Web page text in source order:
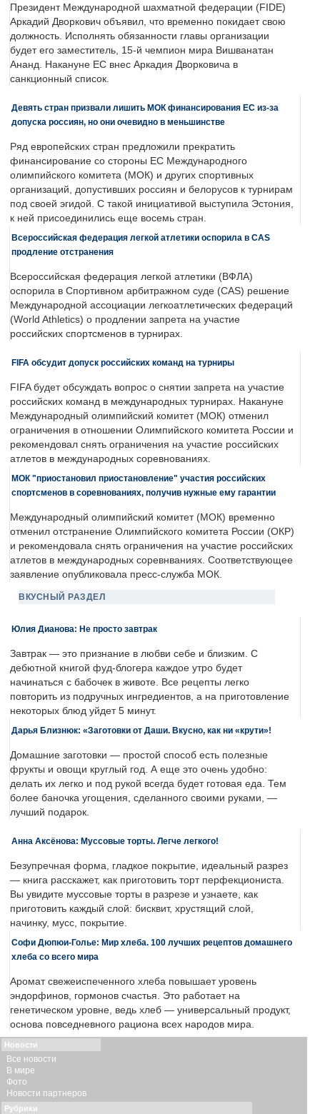
Президент Международной шахматной федерации (FIDE)
Аркадий Дворкович объявил, что временно покидает свою
должность. Исполнять обязанности главы организации
будет его заместитель, 15-й чемпион мира Вишванатан
Ананд. Накануне ЕС внес Аркадия Дворковича в
санкционный список.
Девять стран призвали лишить МОК финансирования ЕС из-за
допуска россиян, но они очевидно в меньшинстве
Ряд европейских стран предложили прекратить
финансирование со стороны ЕС Международного
олимпийского комитета (МОК) и других спортивных
организаций, допустивших россиян и белорусов к турнирам
под своей эгидой. С такой инициативой выступила Эстония,
к ней присоединились еще восемь стран.
Всероссийская федерация легкой атлетики оспорила в CAS
продление отстранения
Всероссийская федерация легкой атлетики (ВФЛА)
оспорила в Спортивном арбитражном суде (CAS) решение
Международной ассоциации легкоатлетических федераций
(World Athletics) о продлении запрета на участие
российских спортсменов в турнирах.
FIFA обсудит допуск российских команд на турниры
FIFA будет обсуждать вопрос о снятии запрета на участие
российских команд в международных турнирах. Накануне
Международный олимпийский комитет (МОК) отменил
ограничения в отношении Олимпийского комитета России и
рекомендовал снять ограничения на участие российских
атлетов в международных соревнованиях.
МОК "приостановил приостановление" участия российских
спортсменов в соревнованиях, получив нужные ему гарантии
Международный олимпийский комитет (МОК) временно
отменил отстранение Олимпийского комитета России (ОКР)
и рекомендовала снять ограничения на участие российских
атлетов в международных соревнваниях. Соответствующее
заявление опубликовала пресс-служба МОК.
ВКУСНЫЙ РАЗДЕЛ
Юлия Дианова: Не просто завтрак
Завтрак — это признание в любви себе и близким. С
дебютной книгой фуд-блогера каждое утро будет
начинаться с бабочек в животе. Все рецепты легко
повторить из подручных ингредиентов, а на приготовление
некоторых блюд уйдет 5 минут.
Дарья Близнюк: «Заготовки от Даши. Вкусно, как ни «крути»!
Домашние заготовки — простой способ есть полезные
фрукты и овощи круглый год. А еще это очень удобно:
делать их легко и под рукой всегда будет готовая еда. Тем
более баночка угощения, сделанного своими руками, —
лучший подарок.
Анна Аксёнова: Муссовые торты. Легче легкого!
Безупречная форма, гладкое покрытие, идеальный разрез
— книга расскажет, как приготовить торт перфекциониста.
Вы увидите муссовые торты в разрезе и узнаете, как
приготовить каждый слой: бисквит, хрустящий слой,
начинку, мусс, покрытие.
Софи Дюпюи-Голье: Мир хлеба. 100 лучших рецептов домашнего
хлеба со всего мира
Аромат свежеиспеченного хлеба повышает уровень
эндорфинов, гормонов счастья. Это работает на
генетическом уровне, ведь хлеб — универсальный продукт,
основа повседневного рациона всех народов мира.
Новости
Все новости
В мире
Фото
Новости партнеров
Рубрики